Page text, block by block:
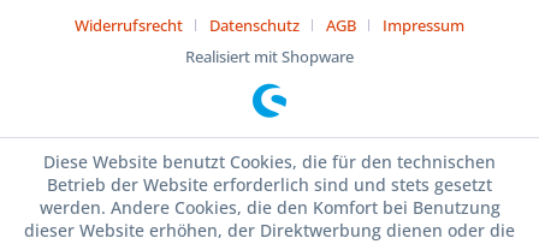
Widerrufsrecht
Datenschutz AGB
Impressum
Realisiert mit Shopware
Diese Website benutzt Cookies, die für den technischen
Betrieb der Website erforderlich sind und stets gesetzt
werden. Andere Cookies, die den Komfort bei Benutzung
dieser Website erhöhen, der Direktwerbung dienen oder die